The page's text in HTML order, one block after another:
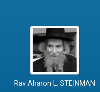
Rav Aharon L. STEINMAN